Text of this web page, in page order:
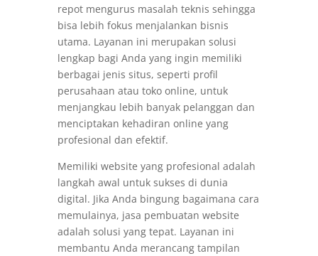
repot mengurus masalah teknis sehingga
bisa lebih fokus menjalankan bisnis
utama. Layanan ini merupakan solusi
lengkap bagi Anda yang ingin memiliki
berbagai jenis situs, seperti profil
perusahaan atau toko online, untuk
menjangkau lebih banyak pelanggan dan
menciptakan kehadiran online yang
profesional dan efektif.
Memiliki website yang profesional adalah
langkah awal untuk sukses di dunia
digital. Jika Anda bingung bagaimana cara
memulainya, jasa pembuatan website
adalah solusi yang tepat. Layanan ini
membantu Anda merancang tampilan